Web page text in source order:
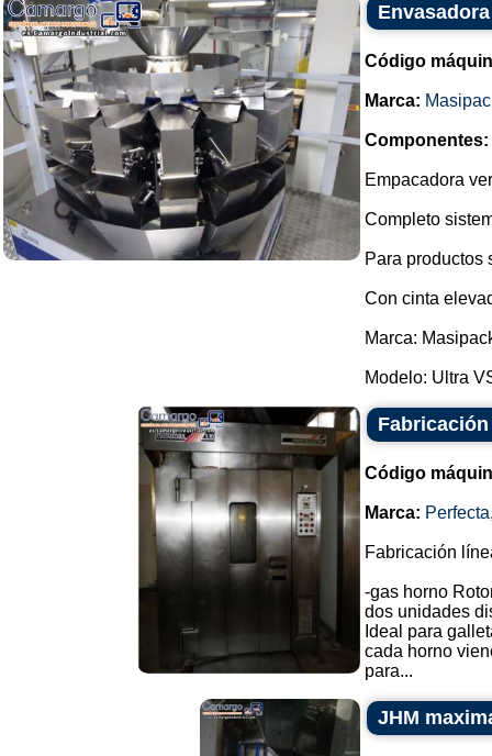
Código
Marca:
Componentes:
Empacadora
Completo
Para productos
Con cinta
Marca:
Modelo: Ultra
Código
Marca: Perfecta
Fabricación
-gas horno
dos unidades
Ideal para
cada horno
para...
JHM